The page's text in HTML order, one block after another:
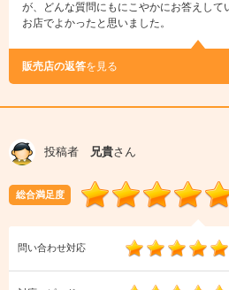
が、どんな質問にもにこやかにお答えして
お店でよかったと思いました。
販売店の返答を見る
投稿者 兄貴さん
総合満足度
問い合わせ対応